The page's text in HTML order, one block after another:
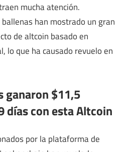
mucha atención.
han mostrado un gran
de altcoin basado en
lo que ha causado revuelo en
ganaron $11,5
días con esta Altcoin
por la plataforma de